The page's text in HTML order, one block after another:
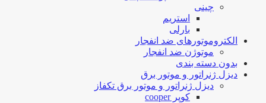
چینی
استریم
بارلی
الکتروموتورهای ضد انفجار
موتوژن ضد انفجار
بدون دسته بندی
دیزل ژنراتور و موتور برق
دیزل ژنراتور و موتور برق تکفاز
کوپر cooper